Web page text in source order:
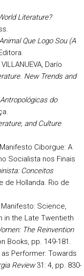
Literature?
Que Logo Sou (A
Darío
New Trends and
do
and Culture.
Manifesto Ciborgue: A
Socialista nos Finais
Conceitos
de Hollanda. Rio de
Manifesto: Science,
in the Late Twentieth
The Reinvention
Books, pp. 149-181.
as Performer: Towards
Review31: 4, pp. 830-